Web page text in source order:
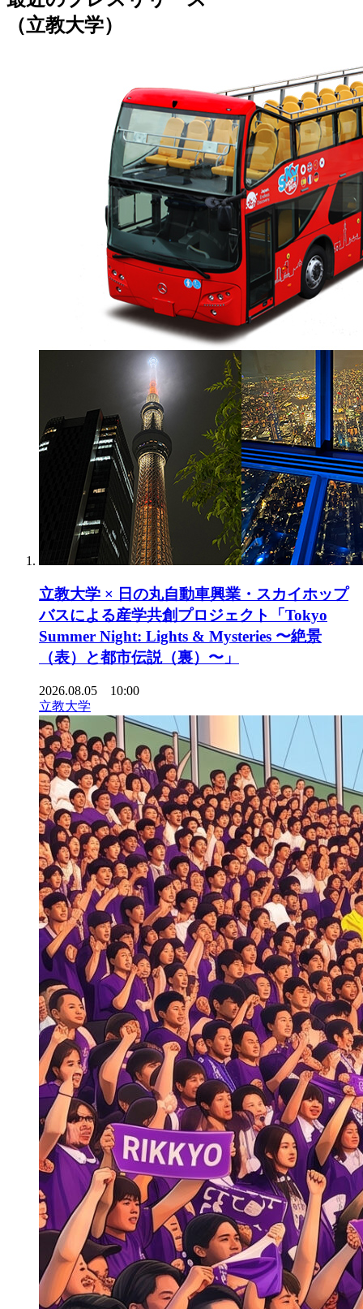
（立教大学）
立教大学 × 日の丸自動車興業・スカイホップ
バスによる産学共創プロジェクト「Tokyo
Summer Night: Lights & Mysteries 〜絶景
（表）と都市伝説（裏）〜」
2026.08.05 10:00
立教大学